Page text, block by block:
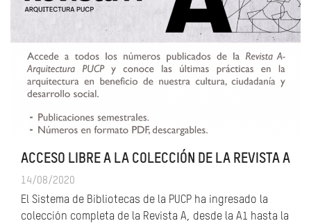
ACCESO LIBRE A LA COLECCIÓN DE LA REVISTA A
14/08/2020
El Sistema de Bibliotecas de la PUCP ha ingresado la
colección completa de la Revista A, desde la A1 hasta la